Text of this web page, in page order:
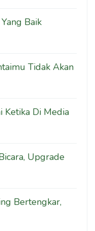
Baik
Tidak Akan
Ketika Di Media
Upgrade
Bertengkar,